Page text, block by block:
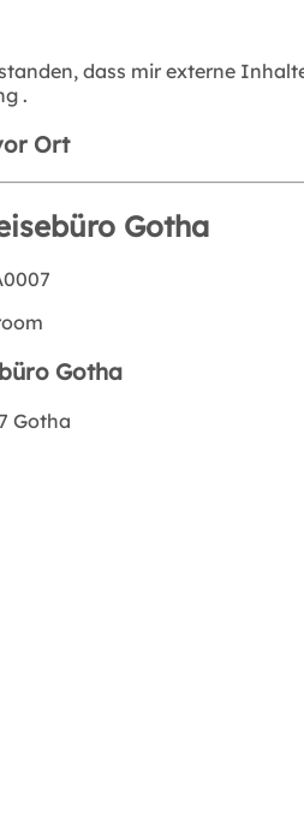
dass mir externe
.
Ort
Gotha
Gotha
Gotha